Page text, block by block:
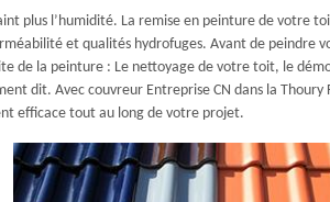
plus l’humidité. La remise en peinture de votre
et qualités hydrofuges. Avant de peindre
de la peinture : Le nettoyage de votre toit, le
dit. Avec couvreur Entreprise CN dans la Thoury
efficace tout au long de votre projet.